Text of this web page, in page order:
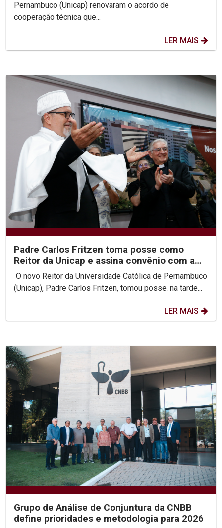
Pernambuco (Unicap) renovaram o acordo de
cooperação técnica que...
LER MAIS
Padre Carlos Fritzen toma posse como
Reitor da Unicap e assina convênio com a
PUC-Rio
O novo Reitor da Universidade Católica de Pernambuco
(Unicap), Padre Carlos Fritzen, tomou posse, na tarde...
LER MAIS
Grupo de Análise de Conjuntura da CNBB
define prioridades e metodologia para 2026